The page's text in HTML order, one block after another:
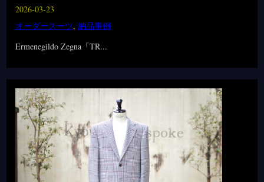
2026-03-23
オーダースーツ,納品事例
Ermenegildo Zegna「TR...